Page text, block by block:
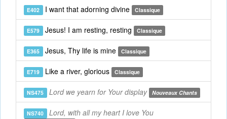
E402 I want that adorning divine Classique
E579 Jesus! I am resting, resting Classique
E365 Jesus, Thy life is mine Classique
E719 Like a river, glorious Classique
NS475 Lord we yearn for Your display Nouveaux Chants
NS740 Lord, with all my heart I love You